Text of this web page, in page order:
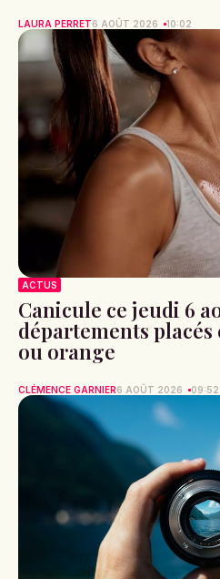
LAURA PERRET6 AOÛT 2026 10:02
ACTUS
Canicule ce jeudi 6
départements
ou orange
CLÉMENCE GARNIER6 AOÛT 2026 09:52